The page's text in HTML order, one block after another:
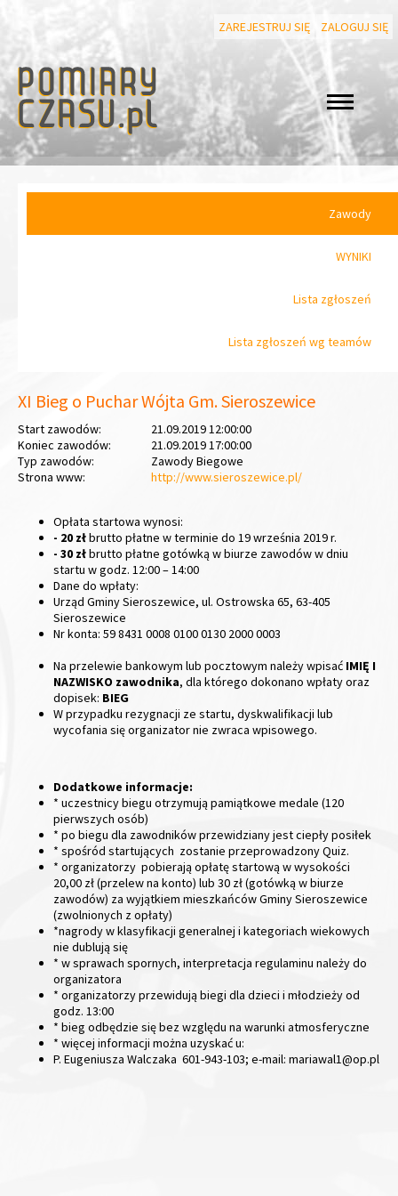
ZAREJESTRUJ SIĘ ZALOGUJ SIĘ
Zawody
WYNIKI
Lista zgłoszeń
Lista zgłoszeń wg teamów
XI Bieg o Puchar Wójta Gm. Sieroszewice
Start zawodów:
21.09.2019 12:00:00
Koniec zawodów:
21.09.2019 17:00:00
Typ zawodów:
Zawody Biegowe
Strona www:
http://www.sieroszewice.pl/
Opłata startowa wynosi:
- 20 złbrutto płatne w terminie do 19 września 2019 r.
- 30 złbrutto płatne gotówką w biurze zawodów w dniu
startu w godz. 12:00 – 14:00
Dane do wpłaty:
Urząd Gminy Sieroszewice, ul. Ostrowska 65, 63-405
Sieroszewice
Nr konta: 59 8431 0008 0100 0130 2000 0003
Na przelewie bankowym lub pocztowym należy wpisać IMIĘ I
NAZWISKO zawodnika, dla którego dokonano wpłaty oraz
dopisek: BIEG
W przypadku rezygnacji ze startu, dyskwalifikacji lub
wycofania się organizator nie zwraca wpisowego.
Dodatkowe informacje:
* uczestnicy biegu otrzymują pamiątkowe medale (120
pierwszych osób)
* po biegu dla zawodników przewidziany jest ciepły posiłek
* spośród startujących zostanie przeprowadzony Quiz.
* organizatorzy pobierają opłatę startową w wysokości
20,00 zł (przelew na konto) lub 30 zł (gotówką w biurze
zawodów) za wyjątkiem mieszkańców Gminy Sieroszewice
(zwolnionych z opłaty)
*nagrody w klasyfikacji generalnej i kategoriach wiekowych
nie dublują się
* w sprawach spornych, interpretacja regulaminu należy do
organizatora
* organizatorzy przewidują biegi dla dzieci i młodzieży od
godz. 13:00
* bieg odbędzie się bez względu na warunki atmosferyczne
* więcej informacji można uzyskać u:
P. Eugeniusza Walczaka 601-943-103; e-mail: mariawal1@op.pl